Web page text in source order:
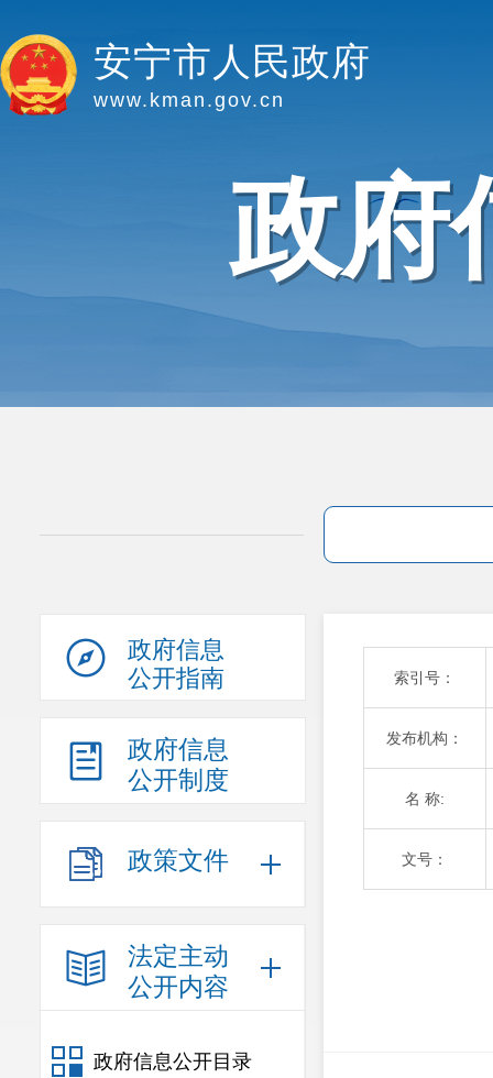
安宁市人民政府
www.kman.gov.cn
政府
政府信息
公开指南
政府信息
公开制度
政策文件
法定主动
公开内容
政府信息公开目录
索引号：
发布机构：
名 称:
文号：